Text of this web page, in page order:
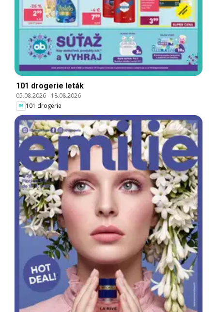
101 drogerie leták
05.08.2026- 18.08.2026
101 drogerie